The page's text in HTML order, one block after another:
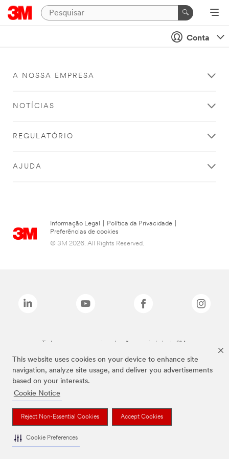
This website uses cookies on your device to enhance site
navigation, analyze site usage, and deliver you advertisements
based on your interests.
Cookie Notice
Reject Non-Essential Cookies Accept Cookies
Cookie Preferences
Conta
A NOSSA EMPRESA
NOTÍCIAS
REGULATÓRIO
AJUDA
Informação Legal Política da Privacidade
Preferências de cookies
© 3M 2026. All Rights Reserved.
Todas as marcas mencionadas são propriedade da 3M.